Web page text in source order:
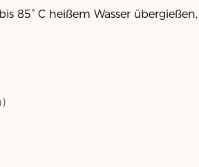
85° C heißem Wasser
)